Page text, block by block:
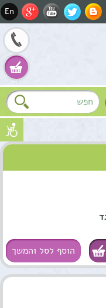
En
הוסף לסל והמשך